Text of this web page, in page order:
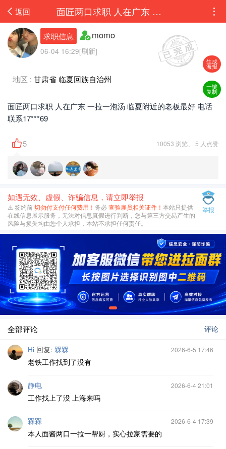
生成
海报
一键
复制
返回 面匠两口求职 人在广东 一拉一泡汤 临夏附近的老板最好 电话联系17693313569 ...
求职信息 momo
06-04 16:29[刷新]
地区 : 甘肃省 临夏回族自治州
面匠两口求职 人在广东 一拉一泡汤 临夏附近的老板最好 电话
联系17***69
5 10053 浏览、 5 人点赞
如遇无效、虚假、诈骗信息，请立即举报
⚠️ 签约前切勿付支付任何费用！ 务必查验雇员相关证件！ 本站只提供
在线信息展示服务，无法对信息真假进行判断，您与第三方交易产生的
风险与损失均由您个人承担，本站不承担任何责任。
举报
全部评论 评论
Hi 回复: 槑槑 2026-6-5 17:46
老铁工作找到了没有
静电 2026-6-4 21:01
工作找上了没 上海来吗
槑槑 2026-6-4 17:39
本人面酱两口一拉一帮厨，实心拉家需要的